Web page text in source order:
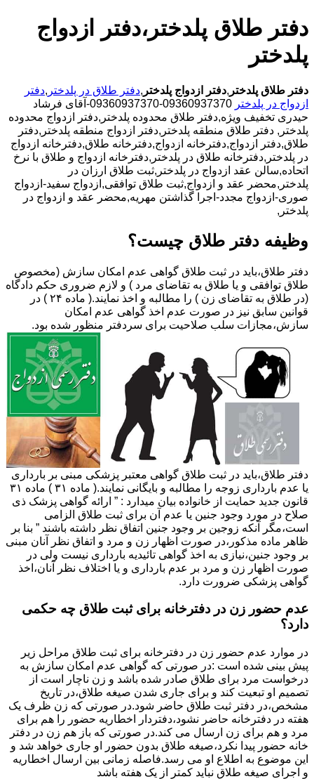
دفتر طلاق پلدختر،دفتر ازدواج
پلدختر
دفتر طلاق پلدختر ,دفتر ازدواج پلدختر ,دفتر طلاق در پلدختر ,دفتر
ازدواج در پلدختر
09360937370-09360937370-آقای فرشاد
حیدری تخفیف ویژه,دفتر طلاق محدوده پلدختر,دفتر ازدواج محدوده
پلدختر, دفتر طلاق منطقه پلدختر,دفتر ازدواج منطقه پلدختر,دفتر
طلاق,دفتر ازدواج,دفترخانه ازدواج,دفترخانه طلاق,دفترخانه ازدواج
در پلدختر,دفترخانه طلاق در پلدختر,دفترخانه ازدواج و طلاق با نرخ
اتحاده,سالن عقد ازدواج در پلدختر,ثبت طلاق ارزان در
پلدختر,محضر عقد و ازدواج,ثبت طلاق توافقی,ازدواج سفید-ازدواج
صوری-ازدواج مجدد-اجرا گذاشتن مهریه,محضر عقد و ازدواج در
پلدختر,
وظیفه دفتر طلاق چیست؟
دفتر طلاق،باید در ثبت طلاق گواهی عدم امکان سازش (مخصوص
طلاق توافقی و یا طلاق به تقاضای مرد ) و لازم ضروری حکم دادگاه
(در طلاق به تقاضای زن ) را مطالبه و اخذ نمایند.( ماده ۲۴ ) در
قوانین سابق نیز در صورت عدم اخذ گواهی عدم امکان
سازش،مجازات سلب صلاحیت برای سردفتر منظور شده بود.
دفتر طلاق،باید در ثبت طلاق گواهی معتبر پزشکی مبنی بر بارداری
یا عدم بارداری زوجه را مطالبه و بایگانی نمایند.( ماده ۳۱ ) ماده ۳۱
قانون جدید حمایت از خانواده بیان میدارد : ” ارائه گواهی پزشک ذی
صلاح در مورد وجود جنین یا عدم آن برای ثبت طلاق الزامی
است،مگر آنکه زوجین بر وجود جنین اتفاق نظر داشته باشند ” بنا بر
ظاهر ماده مذکور،در صورت اظهار زن و مرد و اتفاق نظر آنان مبنی
بر وجود جنین،نیازی به اخذ گواهی تائیدیه بارداری نیست ولی در
صورت اظهار زن و مرد بر عدم بارداری و یا اختلاف نظر آنان،اخذ
گواهی پزشکی ضرورت دارد.
عدم حضور زن در دفترخانه برای ثبت طلاق چه حکمی
دارد؟
در موارد عدم حضور زن در دفترخانه برای ثبت طلاق مراحل زیر
پیش بینی شده است :در صورتی که گواهی عدم امکان سازش به
درخواست مرد برای طلاق صادر شده باشد و زن ناچار است از
تصمیم او تبعیت کند و برای جاری شدن صیغه طلاق،در تاریخ
مشخص،در دفتر ثبت طلاق حاضر شود.در صورتی که زن ظرف یک
هفته در دفترخانه حاضر نشود،دفتردار اخطاریه حضور را هم برای
مرد و هم برای زن ارسال می کند.در صورتی که باز هم زن در دفتر
خانه حضور پیدا نکرد،صیغه طلاق بدون حضور او جاری خواهد شد و
این موضوع به اطلاع او می رسد.فاصله زمانی بین ارسال اخطاریه
و اجرای صیغه طلاق نباید کمتر از یک هفته باشد